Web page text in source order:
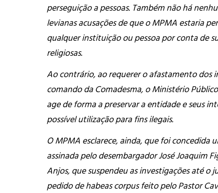
perseguição a pessoas. Também não há
levianas acusações de que o MPMA estaria
qualquer instituição ou pessoa por conta de
religiosas.
Ao contrário, ao requerer o afastamento dos
comando da Comadesma, o Ministério
age de forma a preservar a entidade e seus
possível utilização para fins ilegais.
O MPMA esclarece, ainda, que foi concedida
assinada pelo desembargador José Joaquim
Anjos, que suspendeu as investigações até o
pedido de habeas corpus feito pelo Pastor